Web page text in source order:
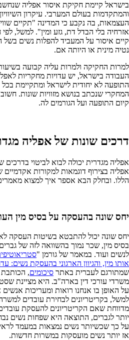
בישראל קיימת חקיקת איסור אפליה
והמתקדמות בעולם המערבי. עיקרון
העצמאות, בה נקבע כי המדינה "תקיים
אזרחיה בלי הבדל דת, גזע ומין". למשל, לפי
קיים איסור על המעביד להפלות נשים בשל
נטיה מינית או היותה אם.
למרות החקיקה ולמרות עליה קבועה
העבודה בישראל, יש עדויות מחקריות
התופעה לא יחודית לישראל ומתקיימת
המחקרי שנכתב בנושא מזוויות שונות.
קיום התופעה ועל הגורמים לה.
דרכים שונות של אפליה
אפליה מגדרית יכולה לבוא לביטוי
אפליה בצירוף דוגמאות למקורות
הללו. ובחלק הבא אספר איך למצוא
יחס שונה בהעסקה על בסיס מין
יחס שונה יכול להתבטא בשיטות העסקה לא
בסיס מין, שכר נמוך בהשוואה לזה של
לנשים ועוד. במאמר של גורמן "
אותו מין, והגיוון הארגוני בהעסקת נשים:
שמתורגם לעברית באתר סיכומים,
משרדי עורכי דין בארה"ב. היא מציינת
על האופן בו אנחנו רואות ומעריכות
למשל, בקריטריונים לבחירת עובדים
מדווחת שאם הקריטריונים להעסקת
יותר לגברים, התוצאה היא שפחות נשים
על כך שכשיותר נשים נמצאות במעמד
אז יותר נשים מועסקות במשרות חדשות.